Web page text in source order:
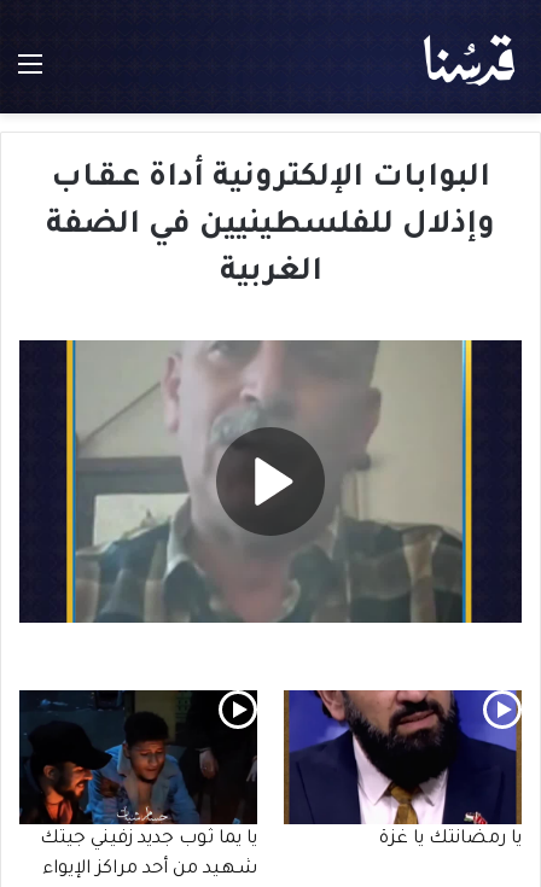
البوابات الإلكترونية أداة عـقـاب
وإذلال للفلسطينيين في الضفة
الغربية
يا رمضانتك يا غزة
يا يما ثوب جديد زفيني جيتك
شـهـيد من أحد مراكز الإيواء